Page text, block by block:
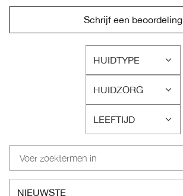
Schrijf een beoordeling
HUIDTYPE
FILTER
BEOORDELINGEN
OP
HUIDTYPE
HUIDZORG
FILTER
BEOORDELINGEN
OP
HUIDZORG
LEEFTIJD
FILTER
BEOORDELINGEN
LEEFTIJD